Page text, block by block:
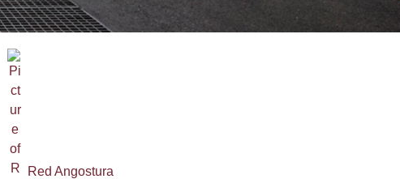
Red Angostura